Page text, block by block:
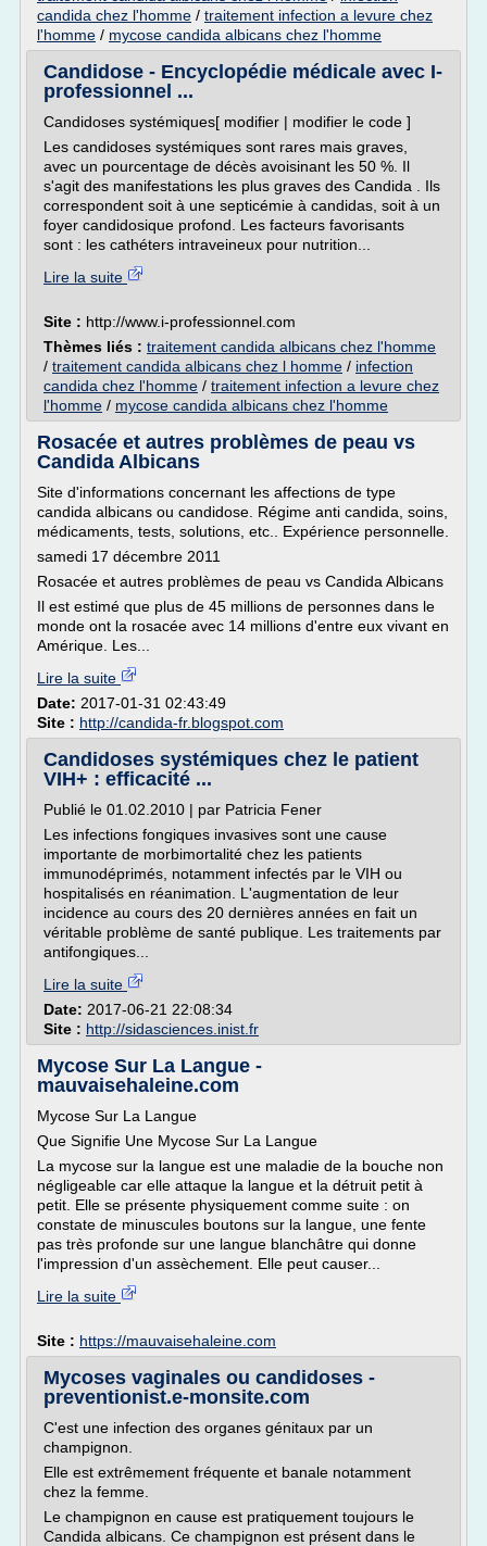
candida chez l'homme / traitement infection a levure chez
l'homme / mycose candida albicans chez l'homme
Candidose - Encyclopédie médicale avec I-
professionnel ...
Candidoses systémiques[ modifier | modifier le code ]
Les candidoses systémiques sont rares mais graves,
avec un pourcentage de décès avoisinant les 50 %. Il
s'agit des manifestations les plus graves des Candida . Ils
correspondent soit à une septicémie à candidas, soit à un
foyer candidosique profond. Les facteurs favorisants
sont : les cathéters intraveineux pour nutrition...
Lire la suite
Site : http://www.i-professionnel.com
Thèmes liés : traitement candida albicans chez l'homme
/ traitement candida albicans chez l homme / infection
candida chez l'homme / traitement infection a levure chez
l'homme / mycose candida albicans chez l'homme
Rosacée et autres problèmes de peau vs
Candida Albicans
Site d'informations concernant les affections de type
candida albicans ou candidose. Régime anti candida, soins,
médicaments, tests, solutions, etc.. Expérience personnelle.
samedi 17 décembre 2011
Rosacée et autres problèmes de peau vs Candida Albicans
Il est estimé que plus de 45 millions de personnes dans le
monde ont la rosacée avec 14 millions d'entre eux vivant en
Amérique. Les...
Lire la suite
Date: 2017-01-31 02:43:49
Site : http://candida-fr.blogspot.com
Candidoses systémiques chez le patient
VIH+ : efficacité ...
Publié le 01.02.2010 | par Patricia Fener
Les infections fongiques invasives sont une cause
importante de morbimortalité chez les patients
immunodéprimés, notamment infectés par le VIH ou
hospitalisés en réanimation. L'augmentation de leur
incidence au cours des 20 dernières années en fait un
véritable problème de santé publique. Les traitements par
antifongiques...
Lire la suite
Date: 2017-06-21 22:08:34
Site : http://sidasciences.inist.fr
Mycose Sur La Langue -
mauvaisehaleine.com
Mycose Sur La Langue
Que Signifie Une Mycose Sur La Langue
La mycose sur la langue est une maladie de la bouche non
négligeable car elle attaque la langue et la détruit petit à
petit. Elle se présente physiquement comme suite : on
constate de minuscules boutons sur la langue, une fente
pas très profonde sur une langue blanchâtre qui donne
l'impression d'un assèchement. Elle peut causer...
Lire la suite
Site : https://mauvaisehaleine.com
Mycoses vaginales ou candidoses -
preventionist.e-monsite.com
C'est une infection des organes génitaux par un
champignon.
Elle est extrêmement fréquente et banale notamment
chez la femme.
Le champignon en cause est pratiquement toujours le
Candida albicans. Ce champignon est présent dans le